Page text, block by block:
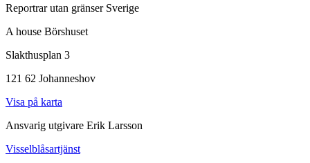
Reportrar utan gränser Sverige
A house Börshuset
Slakthusplan 3
121 62 Johanneshov
Visa på karta
Ansvarig utgivare Erik Larsson
Visselblåsartjänst